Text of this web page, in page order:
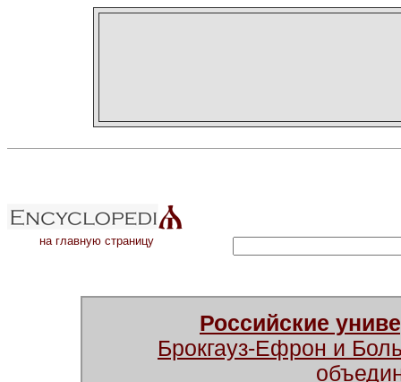
на главную страницу
Российские
Брокгауз-Ефрон и